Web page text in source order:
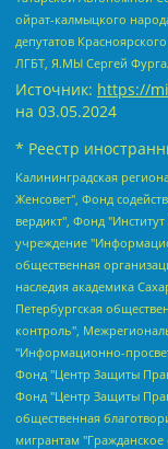
ойрат-калмыцкого
депутатов
ЛГБТ, Я.МЫ Сергей
Источник: https://
на 03.05.2024
* Реестр
Калининградская региональная общественная организация "Экозащита!-Женсовет", Фонд содействия защите прав и свобод граждан "Общественный вердикт", Фонд "Институт Развития Свободы Информации", Частное учреждение "Информационное агентство МЕМО. РУ", Региональная общественная организация "Общественная комиссия по сохранению наследия академика Сахарова", Фонд поддержки свободы прессы, Санкт-Петербургская общественная правозащитная организация "Гражданский контроль", Межрегиональная общественная организация "Информационно-просветительский центр "Мемориал", Региональный Фонд "Центр Защиты Прав Средств Массовой Информации", с 05.12.2023 Фонд "Центр Защиты Прав Средств массовой информации", Региональная общественная благотворительная организация помощи беженцам и мигрантам "Гражданское содействие", Негосударственное образовательное учреждение дополнительного профессионального образования (повышение квалификации) специалистов "АКАДЕМИЯ ПО ПРАВАМ ЧЕЛОВЕКА", Свердловская региональная общественная организация "Сутяжник", Автономная некоммерческая организация "Центр независимых социологических исследований", Союз общественных объединений "Российский исследовательский центр по правам человека", Региональное общественное учреждение научно-информационный центр "МЕМОРИАЛ", Некоммерческая организация "Фонд защиты гласности", Автономная некоммерческая организация "Институт прав человека", Городская общественная организация "Екатеринбургское общество "МЕМОРИАЛ", Городская общественная организация "Рязанское историко-просветительское и правозащитное общество "Мемориал" (Рязанский Мемориал), Челябинский региональный орган общественной самодеятельности – женское общественное объединение "Женщины Евразии", Челябинский региональный орган общественной самодеятельности "Уральская правозащитная группа", Фонд содействия защите здоровья и социальной справедливости имени Андрея Рылькова, Автономная Некоммерческая Организация "Аналитический Центр Юрия Левады", Автономная некоммерческая организация социальной поддержки населения "Проект Апрель", Региональная общественная организация помощи женщинам и детям, находящимся в кризисной ситуации "Информационно-методический центр "Анна", Фонд содействия развитию массовых коммуникаций и правовому просвещению "Так-так-Так", Фонд содействия устойчивому развитию "Серебряная тайга", Свердловский региональный общественный фонд социальных проектов "Новое время", "Idel.Реалии", Кавказ.Реалии, Крым.Реалии, Телеканал Настоящее Время, Татаро-башкирская служба Радио Свобода (Azatliq Radiosi), Радио Свободная Европа/Радио Свобода (PCE/PC), "Сибирь.Реалии", "Фактограф", Благотворительный фонд помощи осужденным и их семьям, Автономная некоммерческая организация "Институт глобализации и социальных движений", Фонд "В защиту прав заключенных", Частное учреждение "Центр поддержки и содействия развитию средств массовой информации", Пензенский региональный общественный благотворительный фонд "Гражданский союз", "Север.Реалии", Некоммерческая организация Фонд "Правовая инициатива", Общество с ограниченной ответственностью "Радио Свободная Европа/Радио Свобода", Чешское информационное агентство "MEDIUM-ORIENT", Красноярская региональная общественная организация "Мы против СПИДа", Камалягин Денис Николаевич, Маркелов Сергей Евгеньевич, Пономарев Лев Александрович, Савицкая Людмила